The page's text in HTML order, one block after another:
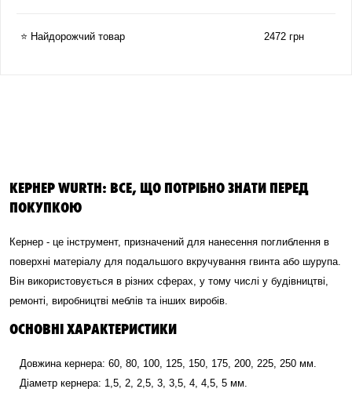
⭐ Найдорожчий товар 2472 грн
КЕРНЕР WURTH: ВСЕ, ЩО ПОТРІБНО ЗНАТИ ПЕРЕД
ПОКУПКОЮ
Кернер - це інструмент, призначений для нанесення поглиблення в
поверхні матеріалу для подальшого вкручування гвинта або шурупа.
Він використовується в різних сферах, у тому числі у будівництві,
ремонті, виробництві меблів та інших виробів.
ОСНОВНІ ХАРАКТЕРИСТИКИ
Довжина кернера: 60, 80, 100, 125, 150, 175, 200, 225, 250 мм.
Діаметр кернера: 1,5, 2, 2,5, 3, 3,5, 4, 4,5, 5 мм.